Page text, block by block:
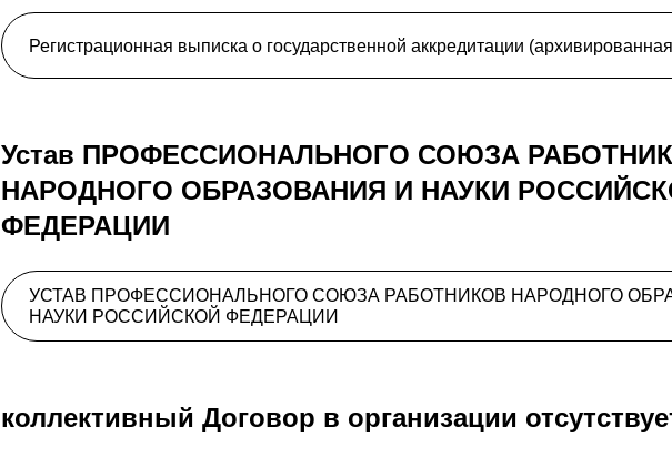
Регистрационная выписка о государственной аккредитации
Устав ПРОФЕССИОНАЛЬНОГО СОЮЗА
НАРОДНОГО ОБРАЗОВАНИЯ И НАУКИ
ФЕДЕРАЦИИ
УСТАВ ПРОФЕССИОНАЛЬНОГО СОЮЗА РАБОТНИКОВ НАРОДНОГО
НАУКИ РОССИЙСКОЙ ФЕДЕРАЦИИ
коллективный Договор в организации